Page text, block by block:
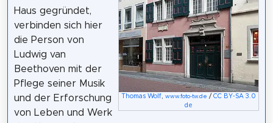
Thomas Wolf ,www.foto-tw.de /CC BY-SA 3.0
de
Haus gegründet,
verbinden sich hier
die Person von
Ludwig van
Beethoven mit der
Pflege seiner Musik
und der Erforschung
von Leben und Werk